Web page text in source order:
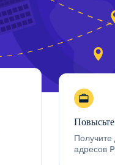
Получите
адресов